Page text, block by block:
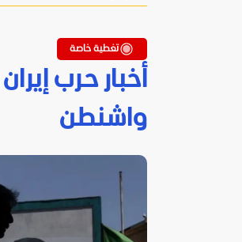
تغطية خاصة
أخبار حرب
واشنطن